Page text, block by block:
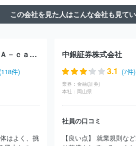
エー・ピーホールディングス
株式会社
一ライフグループ
株式会社チェッカーサ
ック・ホールディングス
株式会社ベル
ホールディングス株式会社
ＮＧＢ株式会
シーリクルートメント
アース環境サービ
ルディングス株式会社
株式会社構造計画
サイエンスプラニング
ＧＭＯペイメン
インフォテック・サー
株式会社サニーサイドアップグループ
この会社を見た人はこんな会社も見て
株式会社Ｆｏｒ Ａ－ｃａｒｅｅｒ
件)
はよく、挑
中銀証券株式会社
3.1 (7件)
業界： 金融(証券)
本社： 岡山県
社員の口コミ
【良い点】 就業規則な